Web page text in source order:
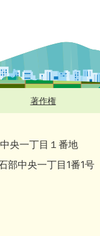
著作権
央一丁目１番地
部中央一丁目1番1号